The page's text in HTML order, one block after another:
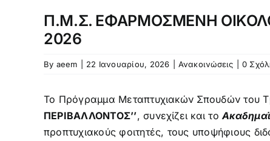
Π.Μ.Σ. ΕΦΑΡΜΟΣΜΕΝΗ
2026
By aeem 22 Ιανουαρίου, 2026 Ανακοινώσεις 0
Το Πρόγραμμα Μεταπτυχιακών Σπουδών του
ΠΕΡΙΒΑΛΛΟΝΤΟΣ’’, συνεχίζει και το
προπτυχιακούς φοιτητές, τους υποψήφιους